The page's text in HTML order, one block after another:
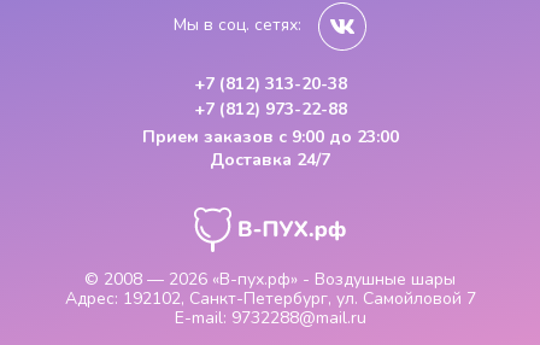
© 2008 — 2026 «В-пух.рф» - Воздушные шары
Адрес: 192102, Санкт-Петербург, ул. Самойловой 7
E-mail: 9732288@mail.ru
Мы в соц. сетях:
+7 (812) 313-20-38
+7 (812) 973-22-88
Прием заказов с 9:00 до 23:00
Доставка 24/7